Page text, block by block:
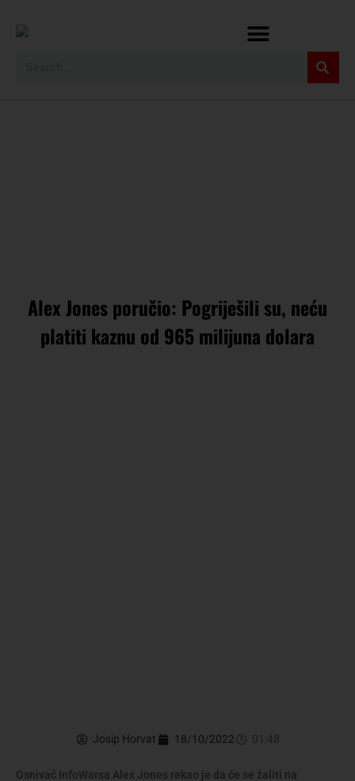
Alex Jones poručio: Pogriješili su, neću
platiti kaznu od 965 milijuna dolara
Josip Horvat 18/10/2022 01:48
Osnivač InfoWarsa Alex Jones rekao je da će se žaliti na